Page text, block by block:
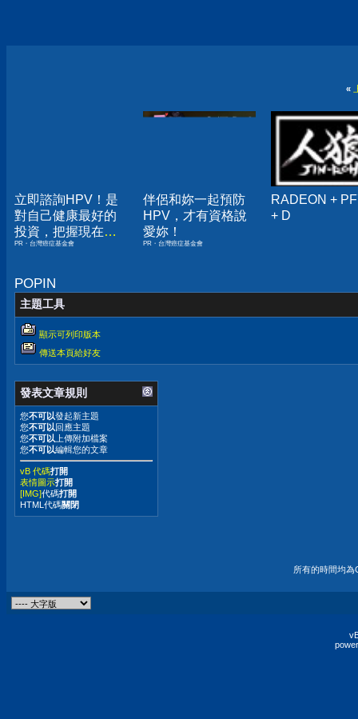
«
立即諮詢HPV！是
對自己健康最好的
投資，把握現在不
嫌晚！
PR・台灣癌症基金會
伴侶和妳一起預防
HPV，才有資格說
愛妳！
PR・台灣癌症基金會
RADEON +
+ D
POPIN
主題工具
顯示可列印版本
傳送本頁給好友
發表文章規則
您不可以發起新主題
您不可以回應主題
您不可以 上傳附加檔案
您不可以編輯您的文章
vB 代碼打開
表情圖示打開
[IMG]代碼打開
HTML代碼關閉
所有的時間均為